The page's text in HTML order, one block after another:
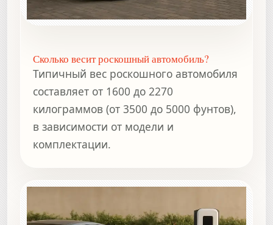
Сколько весит роскошный автомобиль?
Типичный вес роскошного автомобиля
составляет от 1600 до 2270
килограммов (от 3500 до 5000 фунтов),
в зависимости от модели и
комплектации.